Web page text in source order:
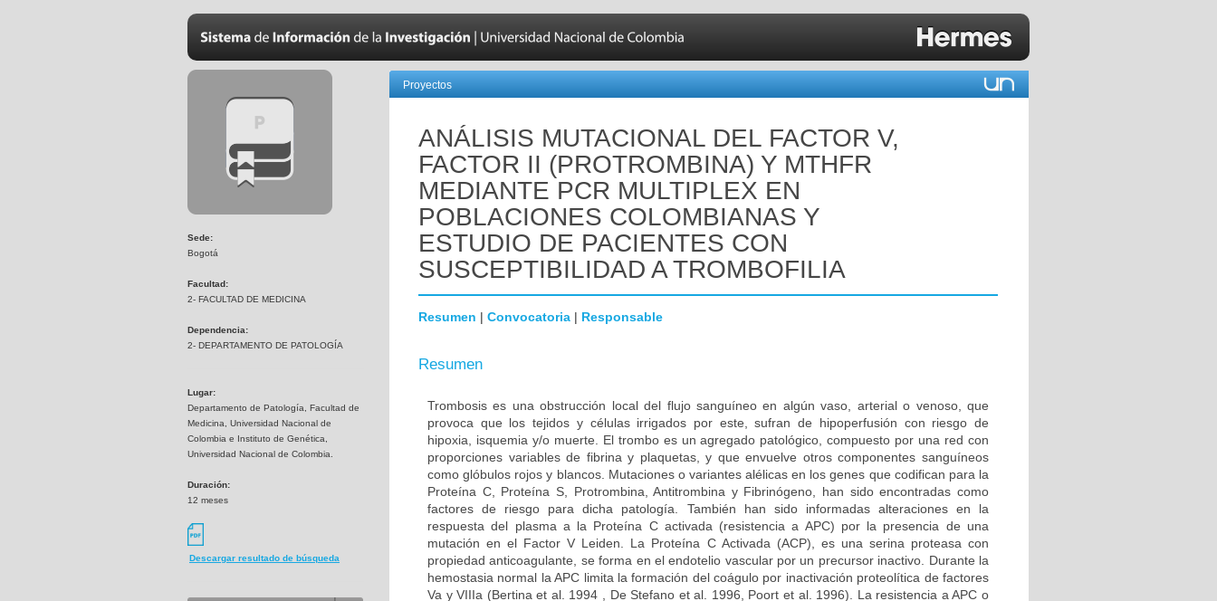
Sede:
Bogotá
Facultad:
2- FACULTAD DE MEDICINA
Dependencia:
2- DEPARTAMENTO DE PATOLOGÍA
Lugar:
Departamento de Patología, Facultad de
Medicina, Universidad Nacional de
Colombia e Instituto de Genética,
Universidad Nacional de Colombia.
Duración:
12 meses
Descargar resultado de búsqueda
Proyectos
ANÁLISIS MUTACIONAL DEL FACTOR V,
FACTOR II (PROTROMBINA) Y MTHFR
MEDIANTE PCR MULTIPLEX EN
POBLACIONES COLOMBIANAS Y
ESTUDIO DE PACIENTES CON
SUSCEPTIBILIDAD A TROMBOFILIA
Resumen | Convocatoria | Responsable
Resumen
Trombosis es una obstrucción local del flujo sanguíneo en algún vaso, arterial o venoso, que
provoca que los tejidos y células irrigados por este, sufran de hipoperfusión con riesgo de
hipoxia, isquemia y/o muerte. El trombo es un agregado patológico, compuesto por una red con
proporciones variables de fibrina y plaquetas, y que envuelve otros componentes sanguíneos
como glóbulos rojos y blancos. Mutaciones o variantes alélicas en los genes que codifican para la
Proteína C, Proteína S, Protrombina, Antitrombina y Fibrinógeno, han sido encontradas como
factores de riesgo para dicha patología. También han sido informadas alteraciones en la
respuesta del plasma a la Proteína C activada (resistencia a APC) por la presencia de una
mutación en el Factor V Leiden. La Proteína C Activada (ACP), es una serina proteasa con
propiedad anticoagulante, se forma en el endotelio vascular por un precursor inactivo. Durante la
hemostasia normal la APC limita la formación del coágulo por inactivación proteolítica de factores
Va y VIIIa (Bertina et al. 1994 , De Stefano et al. 1996, Poort et al. 1996). La resistencia a APC o